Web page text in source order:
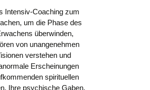
Intensiv-Coaching zum
um die Phase des
überwinden,
von unangenehmen
verstehen und
Erscheinungen
spirituellen
Ihre psychische Gaben,